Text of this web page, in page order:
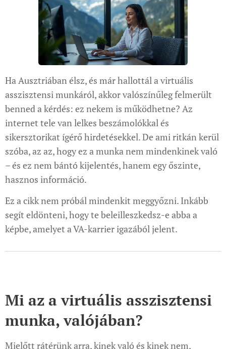
Ha Ausztriában élsz, és már hallottál a virtuális
asszisztensi munkáról, akkor valószínűleg felmerült
benned a kérdés: ez nekem is működhetne? Az
internet tele van lelkes beszámolókkal és
sikersztorikat ígérő hirdetésekkel. De ami ritkán kerül
szóba, az az, hogy ez a munka nem mindenkinek való
– és ez nem bántó kijelentés, hanem egy őszinte,
hasznos információ.
Ez a cikk nem próbál mindenkit meggyőzni. Inkább
segít eldönteni, hogy te beleilleszkedsz-e abba a
képbe, amelyet a VA-karrier igazából jelent.
Mi az a virtuális asszisztensi
munka, valójában?
Mielőtt rátérünk arra, kinek való és kinek nem,